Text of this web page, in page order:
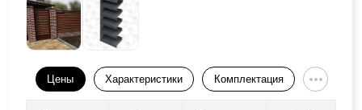
Цены Характеристики Комплектация